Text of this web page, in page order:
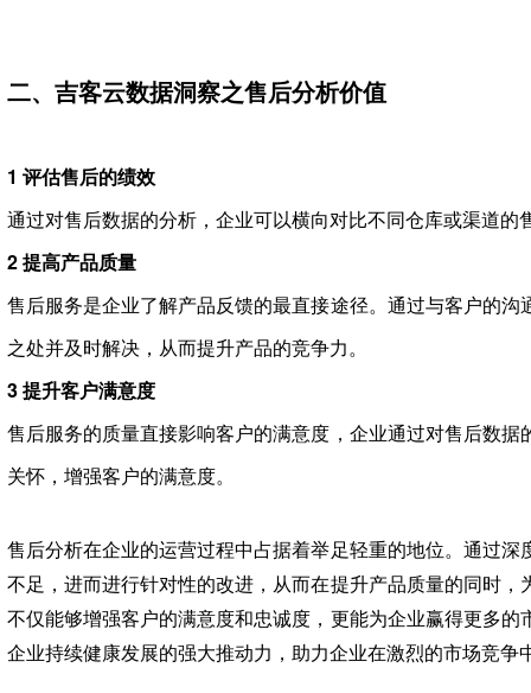
二、吉客云数据洞察之售后分析价值
1 评估售后的绩效
通过对售后数据的分析，企业可以横向对比不同仓库或渠道的
2 提高产品质量
售后服务是企业了解产品反馈的最直接途径。通过与客户的
之处并及时解决，从而提升产品的竞争力。
3 提升客户满意度
售后服务的质量直接影响客户的满意度，企业通过对售后数
关怀，增强客户的满意度。
售后分析在企业的运营过程中占据着举足轻重的地位。通过
不足，进而进行针对性的改进，从而在提升产品质量的同时
不仅能够增强客户的满意度和忠诚度，更能为企业赢得更多
企业持续健康发展的强大推动力，助力企业在激烈的市场竞争